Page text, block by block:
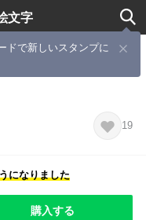
文字
ドで新しいスタンプに
シンプルカラー絵文
19
になりました
購入する